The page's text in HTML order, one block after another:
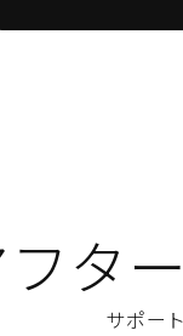
タ
サポー